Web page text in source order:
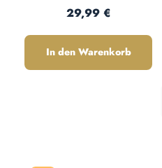
Regulärer Preis:
29,99 €
In den Warenkorb